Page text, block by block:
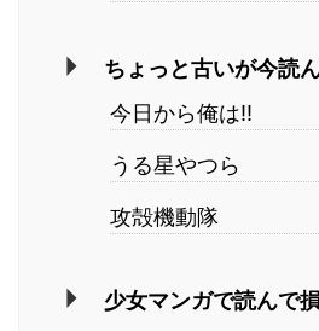
ちょっと古いが今読
今日から俺は!!
うる星やつら
攻殻機動隊
少女マンガで読んで